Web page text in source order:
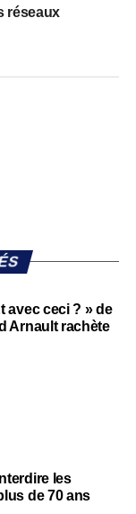
réseaux
avec ceci ? » de
Arnault rachète
les
de 70 ans